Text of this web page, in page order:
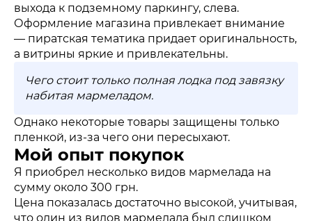
выхода к подземному паркингу, слева.
Оформление магазина привлекает внимание
— пиратская тематика придает оригинальность,
а витрины яркие и привлекательны.
Чего стоит только полная лодка под завязку
набитая мармеладом.
Однако некоторые товары защищены только
пленкой, из-за чего они пересыхают.
Мой опыт покупок
Я приобрел несколько видов мармелада на
сумму около 300 грн.
Цена показалась достаточно высокой, учитывая,
что один из видов мармелада был слишком